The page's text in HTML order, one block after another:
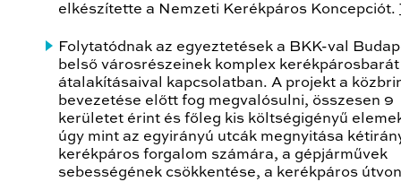
elkészítette a Nemzeti Kerékpáros Koncepciót.
Folytatódnak az egyeztetések a BKK-val
belső városrészeinek komplex kerékpárosbarát
átalakításaival kapcsolatban. A projekt a
bevezetése előtt fog megvalósulni, összesen 9
kerületet érint és főleg kis költségigényű
úgy mint az egyirányú utcák megnyitása
kerékpáros forgalom számára, a gépjárművek
sebességének csökkentése, a kerékpáros